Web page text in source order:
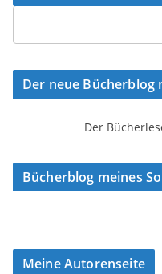
Der neue Bücherblog
Der
Bücherblog meines
Meine Autorenseite